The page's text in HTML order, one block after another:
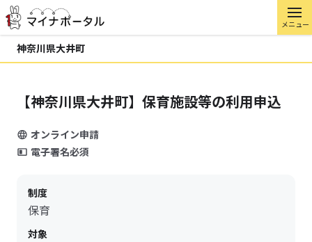
メニュー
神奈川県大井町
【神奈川県大井町】保育施設等の利用申込
オンライン申請
電子署名必須
制度
保育
対象